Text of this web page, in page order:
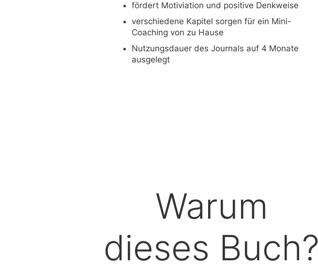
fördert Motiviation und positive Denkweise
verschiedene Kapitel sorgen für ein Mini-
Coaching von zu Hause
Nutzungsdauer des Journals auf 4 Monate
ausgelegt
Warum
dieses Buch?